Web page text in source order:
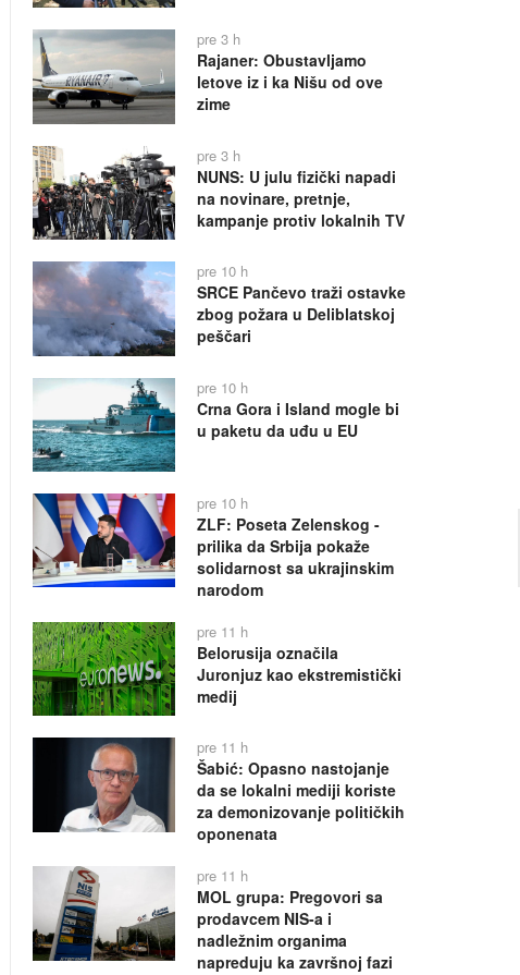
pre 3 h
Rajaner: Obustavljamo
letove iz i ka Nišu od ove
zime
pre 3 h
NUNS: U julu fizički napadi
na novinare, pretnje,
kampanje protiv lokalnih TV
pre 10 h
SRCE Pančevo traži ostavke
zbog požara u Deliblatskoj
peščari
pre 10 h
Crna Gora i Island mogle bi
u paketu da uđu u EU
pre 10 h
ZLF: Poseta Zelenskog -
prilika da Srbija pokaže
solidarnost sa ukrajinskim
narodom
pre 11 h
Belorusija označila
Juronjuz kao ekstremistički
medij
pre 11 h
Šabić: Opasno nastojanje
da se lokalni mediji koriste
za demonizovanje političkih
oponenata
pre 11 h
MOL grupa: Pregovori sa
prodavcem NIS-a i
nadležnim organima
napreduju ka završnoj fazi